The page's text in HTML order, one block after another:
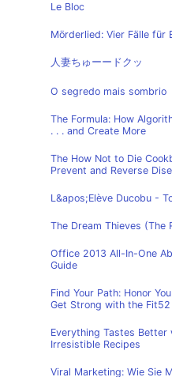
Le Bloc
Mörderlied: Vier Fälle für
人妻ちゅーードクッ
O segredo mais sombrio
The Formula: How
. . . and Create More
The How Not to Die
Prevent and Reverse
L&apos;Elève Ducobu -
The Dream Thieves (The
Office 2013 All-In-One
Guide
Find Your Path: Honor
Get Strong with the
Everything Tastes Better
Irresistible Recipes
Viral Marketing: Wie Sie